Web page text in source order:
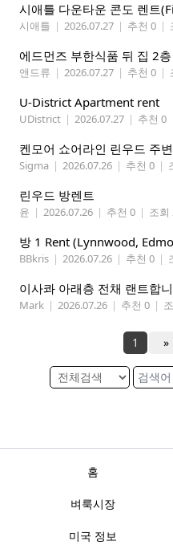
시애틀 다운타운 콘도 렌트
시애틀 | 2026.07.27 | 추천 0 |
앤드류 | 2026.07.27 | 추천 0 |
U-District Apartment rent
UDistrict | 2026.07.27 | 추천 0
켄모어 쇼어라인 린우드 주
Sigma | 2026.07.26 | 추천 0 |
린우드 방렌트
윤 | 2026.07.26 | 추천 0 | 조회
방 1 Rent (Lynnwood,
BBkris | 2026.07.26 | 추천 0 |
이사콰 아래층 전채 랜트합
Mark | 2026.07.26 | 추천 0 |
1 »
홈
벼룩시장
미국 정보